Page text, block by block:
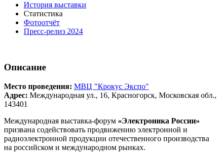
История выставки
Статистика
Фотоотчёт
Пресс-релиз 2024
Описание
Место проведения: МВЦ "Крокус Экспо"
Адрес: Международная ул., 16, Красногорск, Московская обл.,
143401
Международная выставка-форум «Электроника России»
призвана содействовать продвижению электронной и
радиоэлектронной продукции отечественного производства
на российском и международном рынках.